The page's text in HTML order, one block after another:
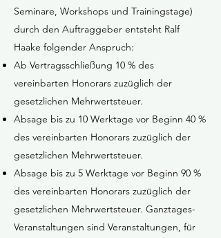
Seminare, Workshops und Trainingstage)
durch den Auftraggeber entsteht Ralf
Haake folgender Anspruch:
Ab Vertragsschließung 10 % des
vereinbarten Honorars zuzüglich der
gesetzlichen Mehrwertsteuer.
Absage bis zu 10 Werktage vor Beginn 40 %
des vereinbarten Honorars zuzüglich der
gesetzlichen Mehrwertsteuer.
Absage bis zu 5 Werktage vor Beginn 90 %
des vereinbarten Honorars zuzüglich der
gesetzlichen Mehrwertsteuer. Ganztages-
Veranstaltungen sind Veranstaltungen, für